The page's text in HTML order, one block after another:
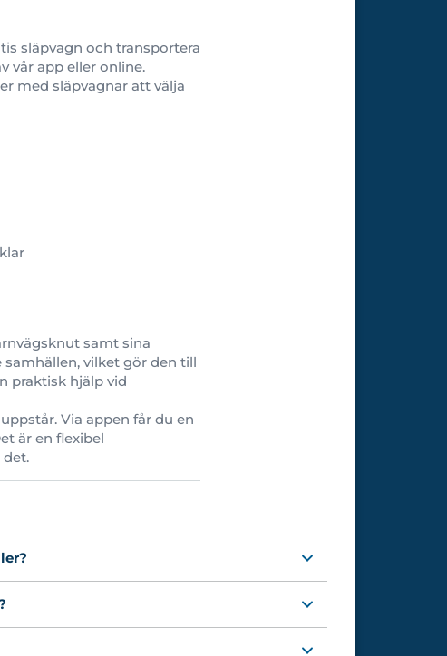
släpvagn och transportera
vår app eller online.
med släpvagnar att välja
samt sina
vilket gör den till
praktisk hjälp vid
Via appen får du en
är en flexibel